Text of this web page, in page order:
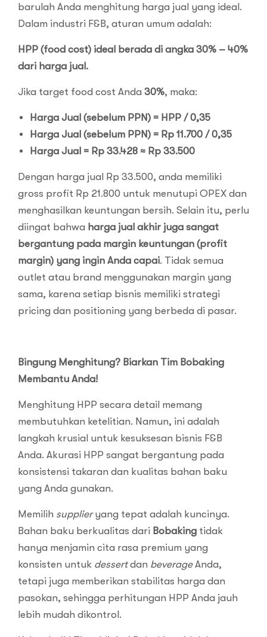
barulah Anda menghitung harga jual yang ideal.
Dalam industri F&B, aturan umum adalah:
HPP (food cost) ideal berada di angka 30% – 40%
dari harga jual.
Jika target food cost Anda 30%, maka:
Harga Jual (sebelum PPN) = HPP / 0,35
Harga Jual (sebelum PPN) = Rp 11.700 / 0,35
Harga Jual = Rp 33.428 ≈ Rp 33.500
Dengan harga jual Rp 33.500, anda memiliki
gross profit Rp 21.800 untuk menutupi OPEX dan
menghasilkan keuntungan bersih. Selain itu, perlu
diingat bahwa harga jual akhir juga sangat
bergantung pada margin keuntungan (profit
margin) yang ingin Anda capai. Tidak semua
outlet atau brand menggunakan margin yang
sama, karena setiap bisnis memiliki strategi
pricing dan positioning yang berbeda di pasar.
Bingung Menghitung? Biarkan Tim Bobaking
Membantu Anda!
Menghitung HPP secara detail memang
membutuhkan ketelitian. Namun, ini adalah
langkah krusial untuk kesuksesan bisnis F&B
Anda. Akurasi HPP sangat bergantung pada
konsistensi takaran dan kualitas bahan baku
yang Anda gunakan.
Memilih supplieryang tepat adalah kuncinya.
Bahan baku berkualitas dari Bobaking tidak
hanya menjamin cita rasa premium yang
konsisten untuk dessertdan beverageAnda,
tetapi juga memberikan stabilitas harga dan
pasokan, sehingga perhitungan HPP Anda jauh
lebih mudah dikontrol.